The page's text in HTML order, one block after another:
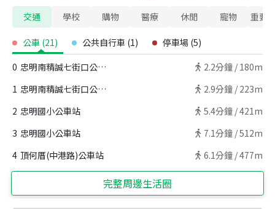
交通 學校 購物 醫療 休閒 寵物 重要
公車 (21) 公共自行車 (1) 停車場 (5)
0 忠明南精誠七街口公車站 2.2分鐘 / 180m
1 忠明南精誠七街口公車站 2.9分鐘 / 223m
2 忠明國小公車站 5.4分鐘 /421m
3 忠明國小公車站 7.1分鐘 /512m
4 頂何厝(中港路)公車站 6.1分鐘 /477m
完整周邊生活圈